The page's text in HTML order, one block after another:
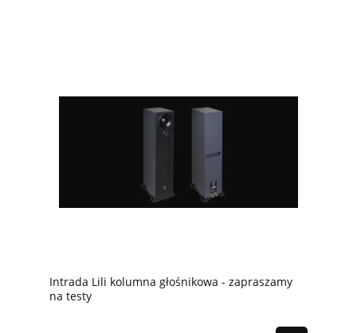
Intrada Lili kolumna głośnikowa - zapraszamy
na testy